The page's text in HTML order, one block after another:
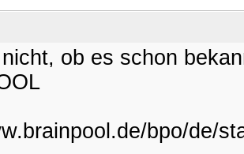
ob es schon
bpo/de/